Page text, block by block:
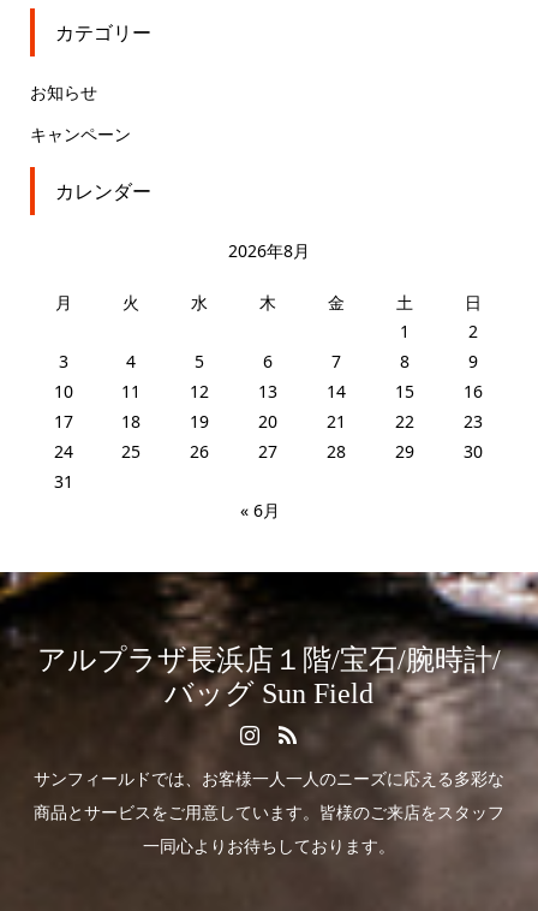
カテゴリー
お知らせ
キャンペーン
カレンダー
2026年8月
月 火 水 木 金 土
日
1
2
3
4 5 6 7 8
9
10
11 12 13 14 15
16
17
18 19 20 21 22
23
24
25 26 27 28 29
30
31
« 6月
アルプラザ長浜店１階/宝石/腕時計/
バッグ Sun Field
サンフィールドでは、お客様一人一人のニーズに応える多彩な
商品とサービスをご用意しています。皆様のご来店をスタッフ
一同心よりお待ちしております。